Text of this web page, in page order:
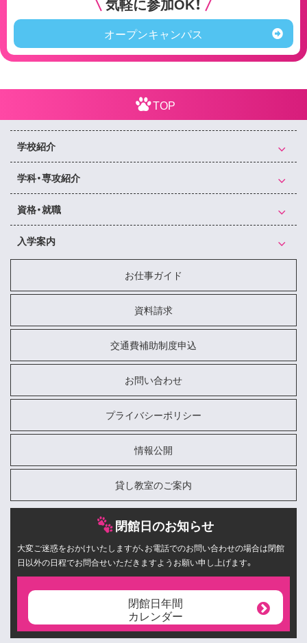
オープンキャンパス
TOP
学校紹介
学科・専攻紹介
資格・就職
入学案内
お仕事ガイド
資料請求
交通費補助制度申込
お問い合わせ
プライバシーポリシー
情報公開
貸し教室のご案内
閉館日のお知らせ
大変ご迷惑をおかけいたしますが、お電話でのお問い合わせの場合は閉館
日以外の日程でお問合せいただきますようお願い申し上げます。
閉館日年間
カレンダー